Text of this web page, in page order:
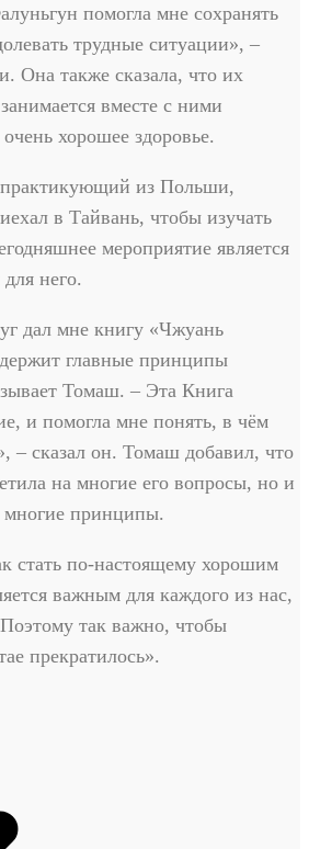
помогла мне сохранять
трудные ситуации», –
Она также сказала, что их
вместе с ними
хорошее здоровье.
из Польши,
в Тайвань, чтобы изучать
мероприятие является
него.
дал мне книгу «Чжуань
главные принципы
Томаш. – Эта Книга
и помогла мне понять, в чём
– сказал он. Томаш добавил, что
на многие его вопросы, но и
многие принципы.
стать по-настоящему хорошим
важным для каждого из нас,
так важно, чтобы
прекратилось».